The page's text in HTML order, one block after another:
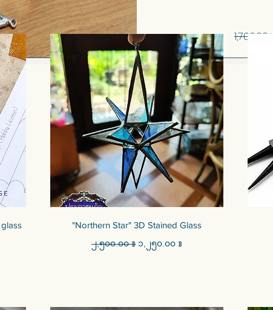
1,700.00฿
Quick View
"Northern Star" 3D Stained Glass
Regular Price
၂,၅၀၀.၀၀ ฿ Sale Price
၁,၂၅၀.၀၀ ฿